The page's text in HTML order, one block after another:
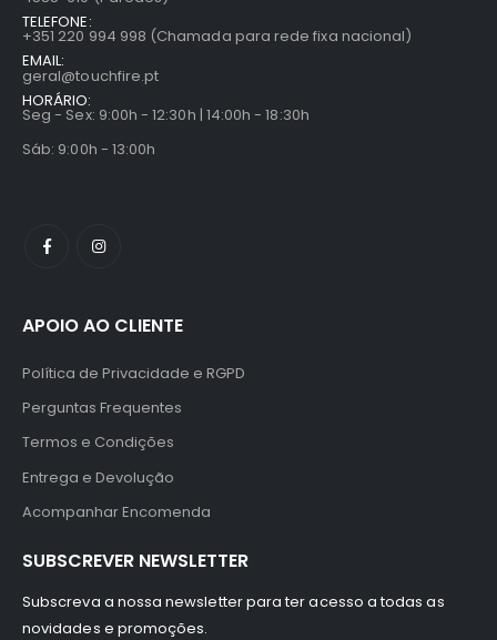
TELEFONE:
+351 220 994 998 (Chamada para rede fixa nacional)
EMAIL:
geral@touchfire.pt
HORÁRIO:
Seg - Sex: 9:00h - 12:30h | 14:00h - 18:30h
Sáb: 9:00h - 13:00h
APOIO AO CLIENTE
Política de Privacidade e RGPD
Perguntas Frequentes
Termos e Condições
Entrega e Devolução
Acompanhar Encomenda
SUBSCREVER NEWSLETTER
Subscreva a nossa newsletter para ter acesso a todas as
novidades e promoções.